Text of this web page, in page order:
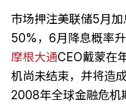
市场押注美联储5月
50%，6月降息概率
摩根大通CEO戴蒙在
机尚未结束，并将造
2008年全球金融危机